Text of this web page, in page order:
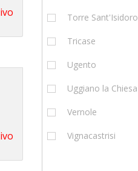
Torre Sant'Isidoro
Tricase
Ugento
Uggiano la Chiesa
Vernole
Vignacastrisi